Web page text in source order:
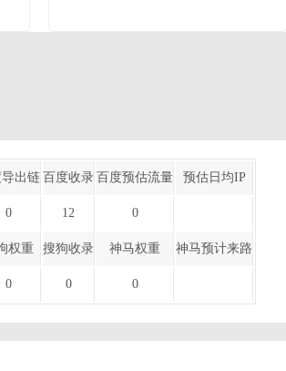
导出链 百度收录 百度预估流量 预估日均IP
0 12 0
权重 搜狗收录 神马权重 神马预计来路
0 0 0